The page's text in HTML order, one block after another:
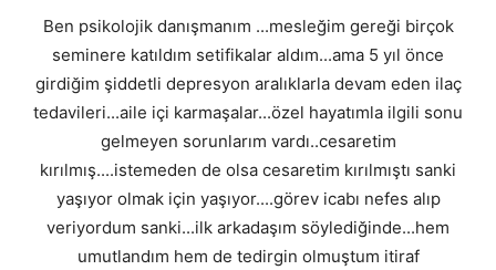
Ben psikolojik danışmanım ...mesleğim gereği birçok
seminere katıldım setifikalar aldım...ama 5 yıl önce
girdiğim şiddetli depresyon aralıklarla devam eden ilaç
tedavileri...aile içi karmaşalar...özel hayatımla ilgili sonu
gelmeyen sorunlarım vardı..cesaretim
kırılmış....istemeden de olsa cesaretim kırılmıştı sanki
yaşıyor olmak için yaşıyor....görev icabı nefes alıp
veriyordum sanki...ilk arkadaşım söylediğinde...hem
umutlandım hem de tedirgin olmuştum itiraf